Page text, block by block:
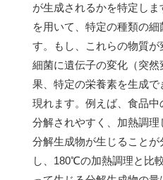
が生成されるかを特定し
を用いて、特定の種類の
す。もし、これらの物質が
細菌に遺伝子の変化（突
果、特定の栄養素を生成
現れます。例えば、食品
分解されやすく、加熱調
分解生成物が生じること
し、180℃の加熱調理と比